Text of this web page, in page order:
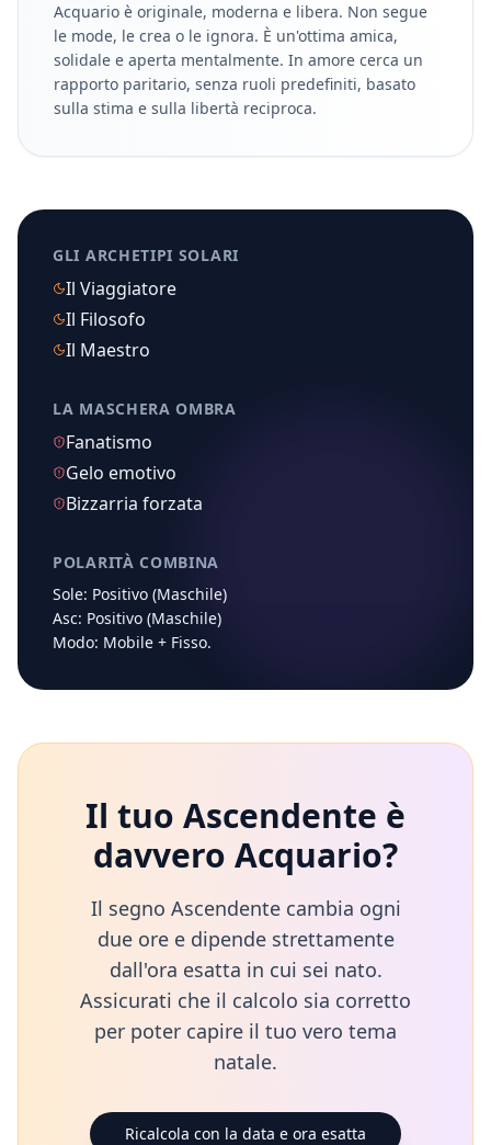
Acquario è originale, moderna e libera. Non segue
le mode, le crea o le ignora. È un'ottima amica,
solidale e aperta mentalmente. In amore cerca un
rapporto paritario, senza ruoli predefiniti, basato
sulla stima e sulla libertà reciproca.
GLI ARCHETIPI SOLARI
Il Viaggiatore
Il Filosofo
Il Maestro
LA MASCHERA OMBRA
Fanatismo
Gelo emotivo
Bizzarria forzata
POLARITÀ COMBINA
Sole: Positivo (Maschile)
Asc: Positivo (Maschile)
Modo: Mobile + Fisso.
Il tuo Ascendente è
davvero Acquario?
Il segno Ascendente cambia ogni
due ore e dipende strettamente
dall'ora esatta in cui sei nato.
Assicurati che il calcolo sia corretto
per poter capire il tuo vero tema
natale.
Ricalcola con la data e ora esatta